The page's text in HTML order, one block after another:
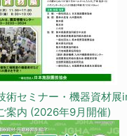
術セミナー・機器資材展
案内 (2026年9月開催)